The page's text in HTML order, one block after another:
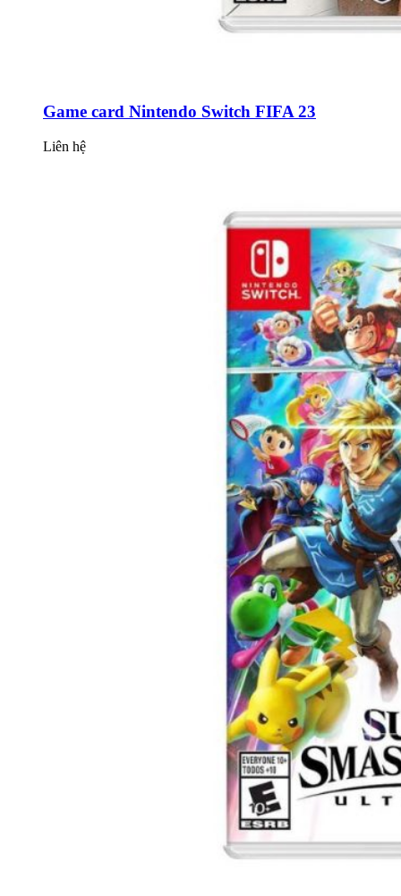
Game card Nintendo Switch FIFA 23
Liên hệ